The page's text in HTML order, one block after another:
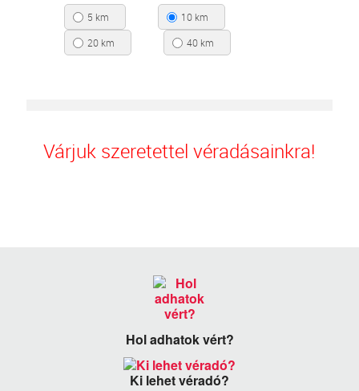
5 km
10 km
20 km
40 km
Várjuk szeretettel véradásainkra!
Hol adhatok vért?
Ki lehet véradó?